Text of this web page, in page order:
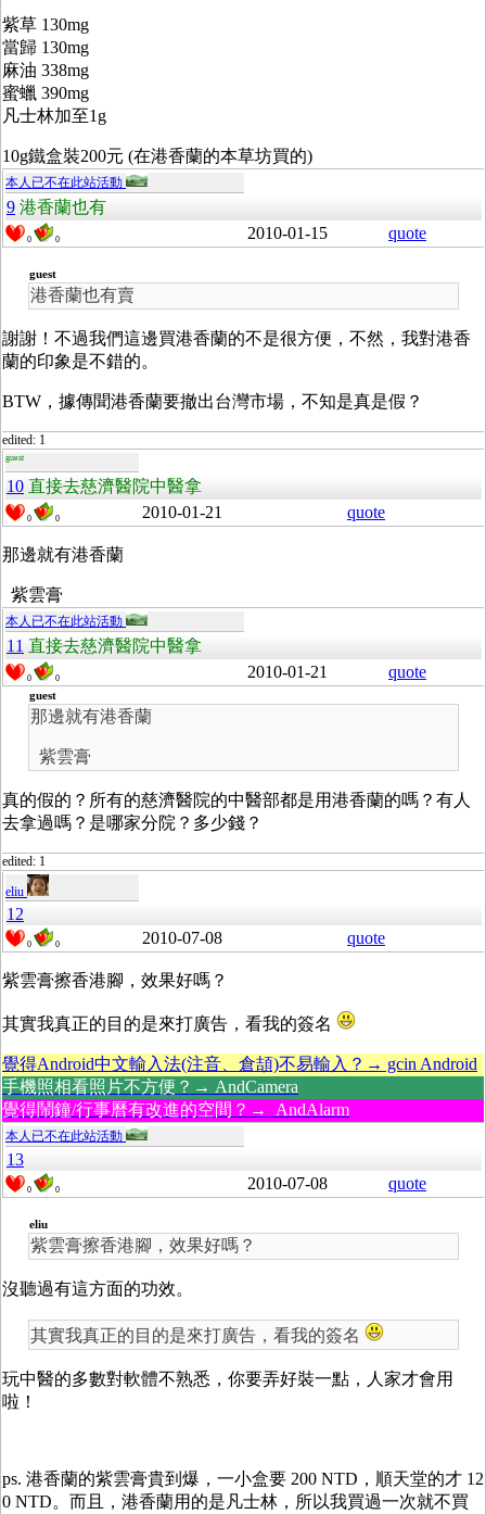
紫草 130mg
當歸 130mg
麻油 338mg
蜜蠟 390mg
凡士林加至1g
10g鐵盒裝200元 (在港香蘭的本草坊買的)
本人已不在此站活動
9 港香蘭也有
0 0 2010-01-15 quote
guest
港香蘭也有賣
謝謝！不過我們這邊買港香蘭的不是很方便，不然，我對港香
蘭的印象是不錯的。
BTW，據傳聞港香蘭要撤出台灣市場，不知是真是假？
edited: 1
guest
10 直接去慈濟醫院中醫拿
0 0 2010-01-21 quote
那邊就有港香蘭
紫雲膏
本人已不在此站活動
11 直接去慈濟醫院中醫拿
0 0 2010-01-21 quote
guest
那邊就有港香蘭
紫雲膏
真的假的？所有的慈濟醫院的中醫部都是用港香蘭的嗎？有人
去拿過嗎？是哪家分院？多少錢？
edited: 1
eliu
12
0 0 2010-07-08 quote
紫雲膏擦香港腳，效果好嗎？
其實我真正的目的是來打廣告，看我的簽名
覺得Android中文輸入法(注音、倉頡)不易輸入？→ gcin Android
手機照相看照片不方便？→ AndCamera
覺得鬧鐘/行事曆有改進的空間？→ AndAlarm
本人已不在此站活動
13
0 0 2010-07-08 quote
eliu
紫雲膏擦香港腳，效果好嗎？
沒聽過有這方面的功效。
其實我真正的目的是來打廣告，看我的簽名
玩中醫的多數對軟體不熟悉，你要弄好裝一點，人家才會用
啦！
ps. 港香蘭的紫雲膏貴到爆，一小盒要 200 NTD，順天堂的才 12
0 NTD。而且，港香蘭用的是凡士林，所以我買過一次就不買